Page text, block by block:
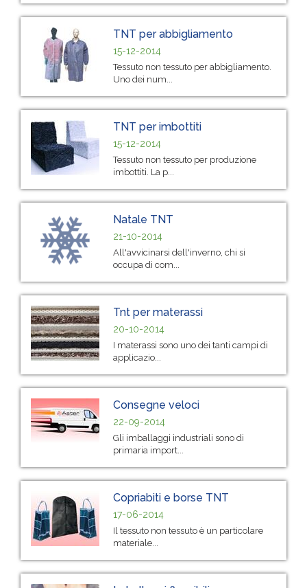
TNT per abbigliamento
15-12-2014
Tessuto non tessuto per abbigliamento.
Uno dei num...
TNT per imbottiti
15-12-2014
Tessuto non tessuto per produzione
imbottiti. La p...
Natale TNT
21-10-2014
All'avvicinarsi dell'inverno, chi si
occupa di com...
Tnt per materassi
20-10-2014
I materassi sono uno dei tanti campi di
applicazio...
Consegne veloci
22-09-2014
Gli imballaggi industriali sono di
primaria import...
Copriabiti e borse TNT
17-06-2014
Il tessuto non tessuto è un particolare
materiale...